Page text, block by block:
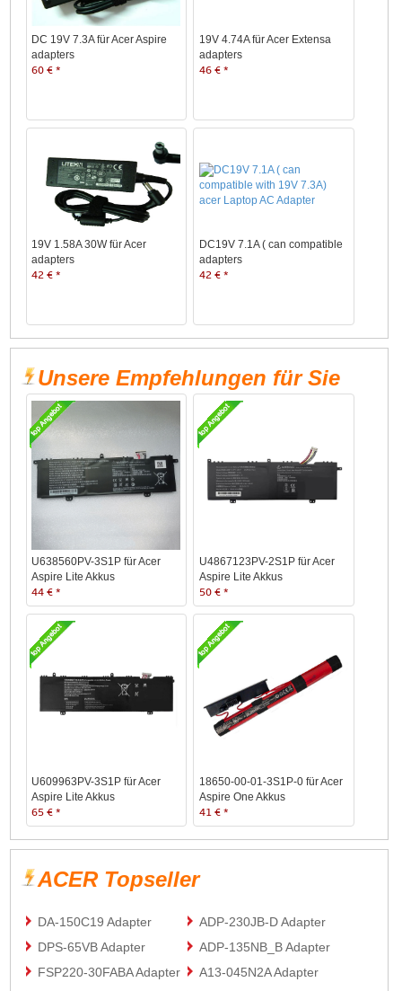
DC 19V 7.3A für Acer Aspire
adapters
60 € *
19V 4.74A für Acer Extensa
adapters
46 € *
19V 1.58A 30W für Acer
adapters
42 € *
DC19V 7.1A ( can compatible
adapters
42 € *
Unsere Empfehlungen für Sie
U638560PV-3S1P für Acer
Aspire Lite Akkus
44 € *
U4867123PV-2S1P für Acer
Aspire Lite Akkus
50 € *
U609963PV-3S1P für Acer
Aspire Lite Akkus
65 € *
18650-00-01-3S1P-0 für Acer
Aspire One Akkus
41 € *
ACER Topseller
DA-150C19 Adapter
ADP-230JB-D Adapter
DPS-65VB Adapter
ADP-135NB_B Adapter
FSP220-30FABA Adapter
A13-045N2A Adapter